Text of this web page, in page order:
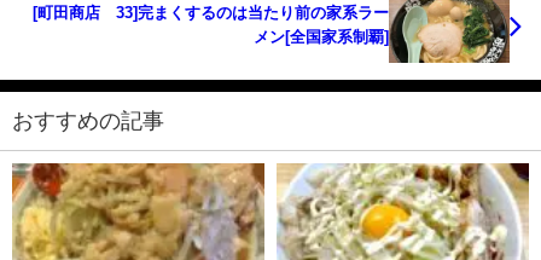
[町田商店 33]完まくするのは当たり前の家系ラー
メン[全国家系制覇]
おすすめの記事